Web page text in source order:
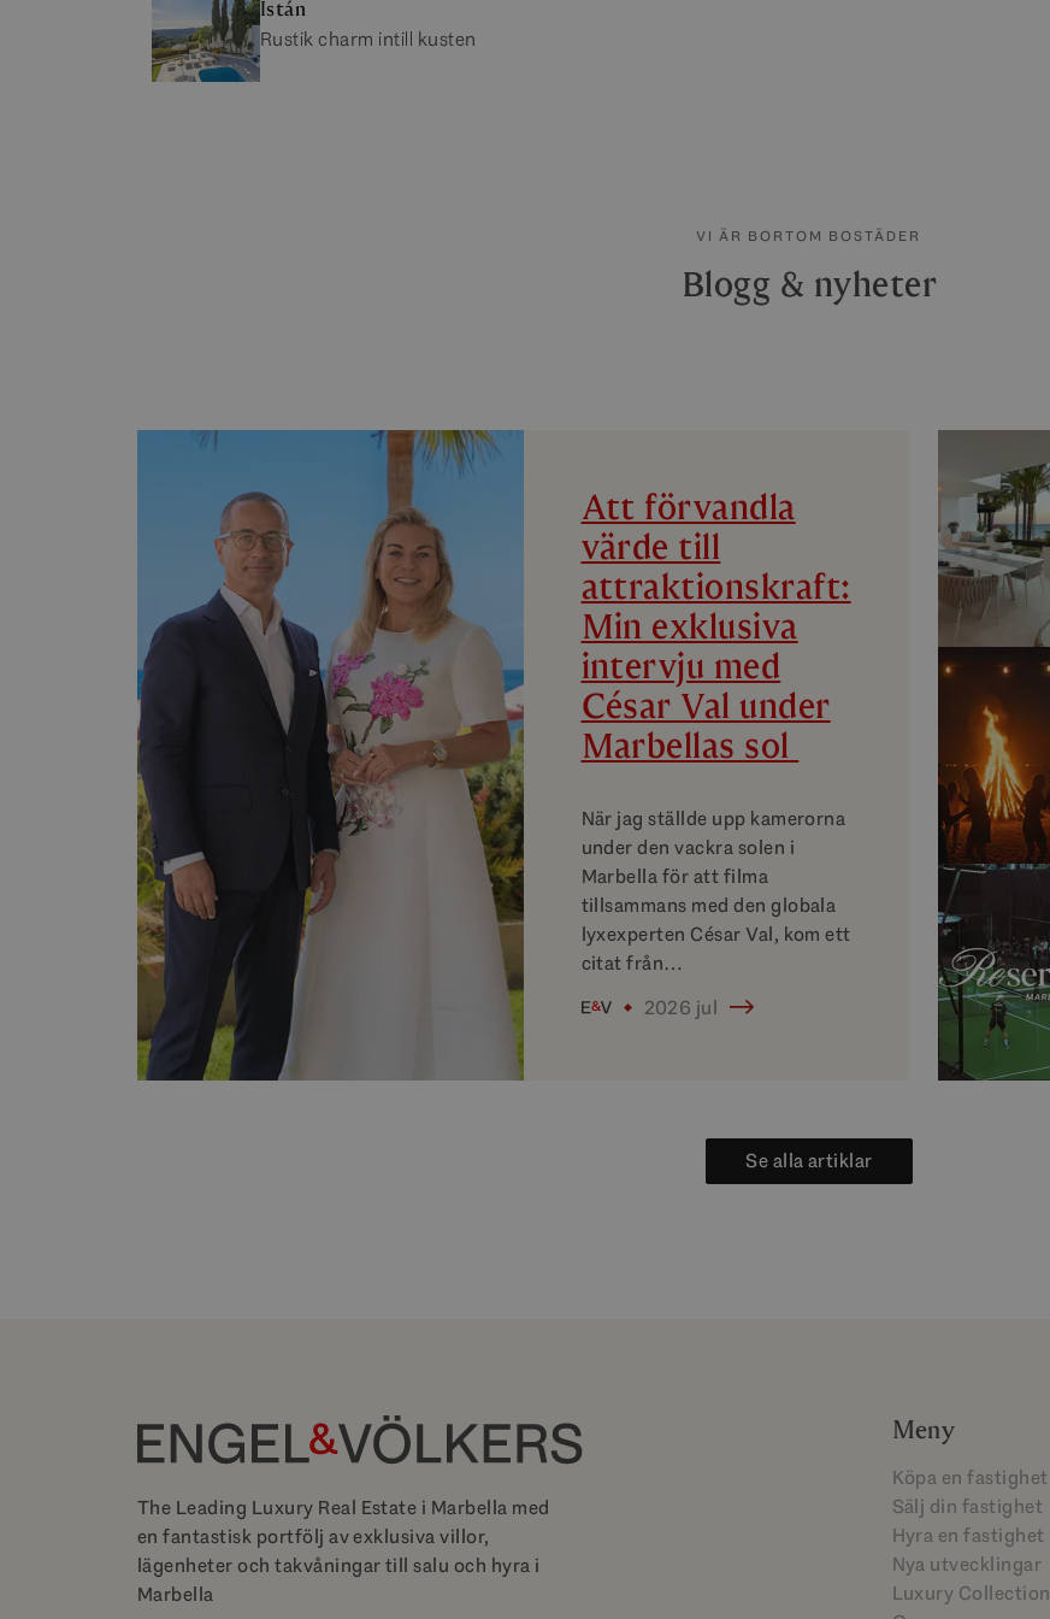
Istán
Rustik charm intill kusten
VI ÄR BORTOM BOSTÄDER
Blogg & nyheter
Att förvandla
värde till
attraktionskraft:
Min exklusiva
intervju med
César Val under
Marbellas sol
När jag ställde upp kamerorna
under den vackra solen i
Marbella för att filma
tillsammans med den globala
lyxexperten César Val, kom ett
citat från…
2026 jul
Se alla artiklar
The Leading Luxury Real Estate i Marbella med
en fantastisk portfölj av exklusiva villor,
lägenheter och takvåningar till salu och hyra i
Marbella
Meny
Köpa en fastighet
Sälj din fastighet
Hyra en fastighet
Nya utvecklingar
Luxury Collection